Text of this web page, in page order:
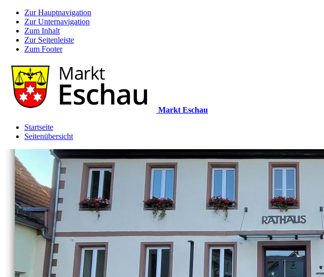
Zur Hauptnavigation
Zur Unternavigation
Zum Inhalt
Zur Seitenleiste
Zum Footer
Markt Eschau
Startseite
Seitenübersicht